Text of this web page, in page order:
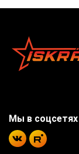
Мы в соцсетях